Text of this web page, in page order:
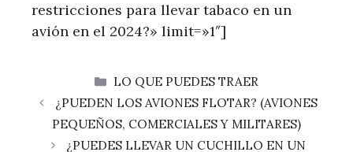
restricciones para llevar tabaco en un
avión en el 2024?» limit=»1″]
CATEGORÍAS
LO QUE PUEDES TRAER
¿PUEDEN LOS AVIONES FLOTAR? (AVIONES
PEQUEÑOS, COMERCIALES Y MILITARES)
¿PUEDES LLEVAR UN CUCHILLO EN UN